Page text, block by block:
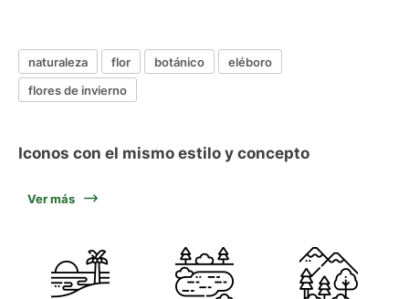
naturaleza flor botánico
eléboro
flores de invierno
Iconos con el mismo estilo y concepto
Ver más